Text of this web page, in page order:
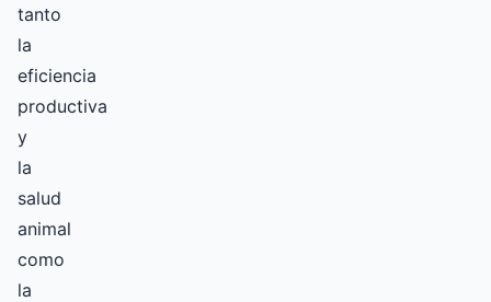
tanto
la
eficiencia
productiva
y
la
salud
animal
como
la